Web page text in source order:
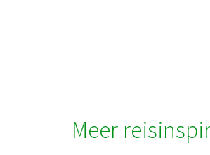
Meer